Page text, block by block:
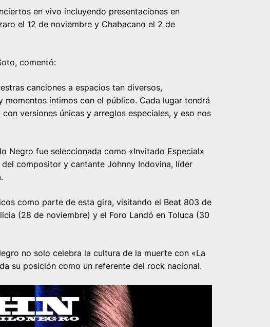
en vivo incluyendo presentaciones en
el 12 de noviembre y Chabacano el 2 de
comentó:
canciones a espacios tan diversos,
íntimos con el público. Cada lugar tendrá
versiones únicas y arreglos especiales, y eso nos
Negro fue seleccionada como «Invitado Especial»
compositor y cantante Johnny Indovina, líder
como parte de esta gira, visitando el Beat 803 de
(28 de noviembre) y el Foro Landó en Toluca (30
no solo celebra la cultura de la muerte con «La
su posición como un referente del rock nacional.